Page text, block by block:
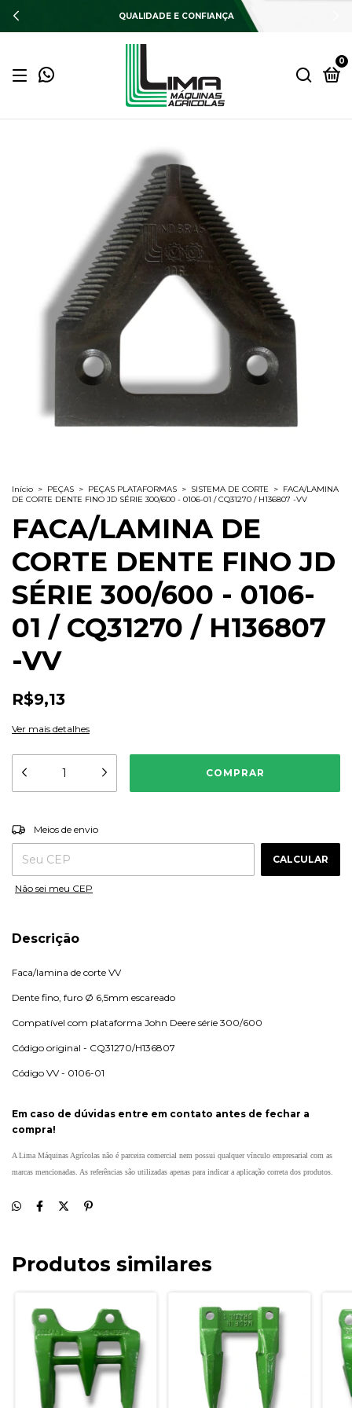
QUALIDADE E CONFIANÇA
0
Início > PEÇAS > PEÇAS PLATAFORMAS > SISTEMA DE CORTE > FACA/LAMINA
DE CORTE DENTE FINO JD SÉRIE 300/600 - 0106-01 / CQ31270 / H136807 -VV
FACA/LAMINA DE
CORTE DENTE FINO JD
SÉRIE 300/600 - 0106-
01 / CQ31270 / H136807
-VV
R$9,13
Ver mais detalhes
Entregas para o CEP:
Meios de envio
CALCULAR
Não sei meu CEP
Descrição
Faca/lamina de corte VV
Dente fino, furo Ø 6,5mm escareado
Compatível com plataforma John Deere série 300/600
Código original - CQ31270/H136807
Código VV - 0106-01
Em caso de dúvidas entre em contato antes de fechar a
compra!
A Lima Máquinas Agrícolas não é parceira comercial nem possui qualquer vínculo empresarial com as
marcas mencionadas. As referências são utilizadas apenas para indicar a aplicação correta dos produtos.
Produtos similares